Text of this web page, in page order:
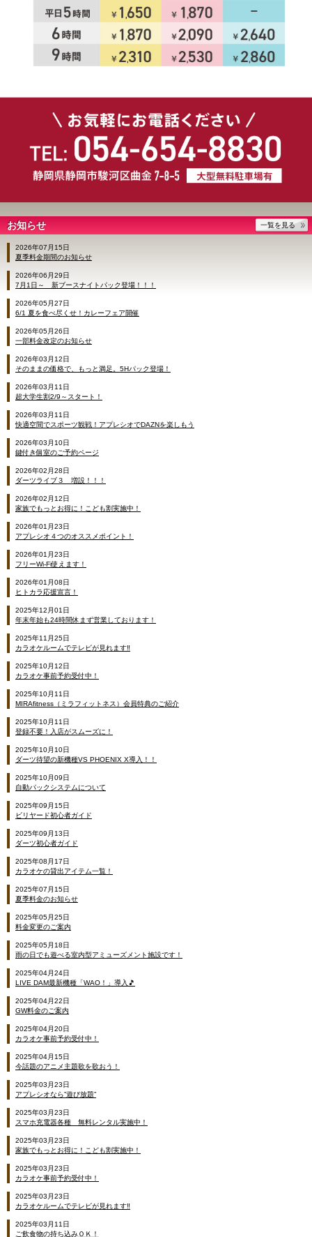
お知らせ 一覧を見る
2026年07月15日
夏季料金期間のお知らせ
2026年06月29日
7月1日～ 新ブースナイトパック登場！！！
2026年05月27日
6/1 夏を食べ尽くせ！カレーフェア開催
2026年05月26日
一部料金改定のお知らせ
2026年03月12日
そのままの価格で、もっと満足。5Hパック登場！
2026年03月11日
超大学生割2/9～スタート！
2026年03月11日
快適空間でスポーツ観戦！アプレシオでDAZNを楽しもう
2026年03月10日
鍵付き個室のご予約ページ
2026年02月28日
ダーツライブ３ 増設！！！
2026年02月12日
家族でもっとお得に！こども割実施中！
2026年01月23日
アプレシオ４つのオススメポイント！
2026年01月23日
フリーWi-Fi使えます！
2026年01月08日
ヒトカラ応援宣言！
2025年12月01日
年末年始も24時間休まず営業しております！
2025年11月25日
カラオケルームでテレビが見れます‼
2025年10月12日
カラオケ事前予約受付中！
2025年10月11日
MIRAfitness（ミラフィットネス）会員特典のご紹介
2025年10月11日
登録不要！入店がスムーズに！
2025年10月10日
ダーツ待望の新機種VS PHOENIX X導入！！
2025年10月09日
自動パックシステムについて
2025年09月15日
ビリヤード初心者ガイド
2025年09月13日
ダーツ初心者ガイド
2025年08月17日
カラオケの貸出アイテム一覧！
2025年07月15日
夏季料金のお知らせ
2025年05月25日
料金変更のご案内
2025年05月18日
雨の日でも遊べる室内型アミューズメント施設です！
2025年04月24日
LIVE DAM最新機種「WAO！」導入🎵
2025年04月22日
GW料金のご案内
2025年04月20日
カラオケ事前予約受付中！
2025年04月15日
今話題のアニメ主題歌を歌おう！
2025年03月23日
アプレシオなら”遊び放題”
2025年03月23日
スマホ充電器各種 無料レンタル実施中！
2025年03月23日
家族でもっとお得に！こども割実施中！
2025年03月23日
カラオケ事前予約受付中！
2025年03月23日
カラオケルームでテレビが見れます‼
2025年03月11日
ご飲食物の持ち込みＯＫ！